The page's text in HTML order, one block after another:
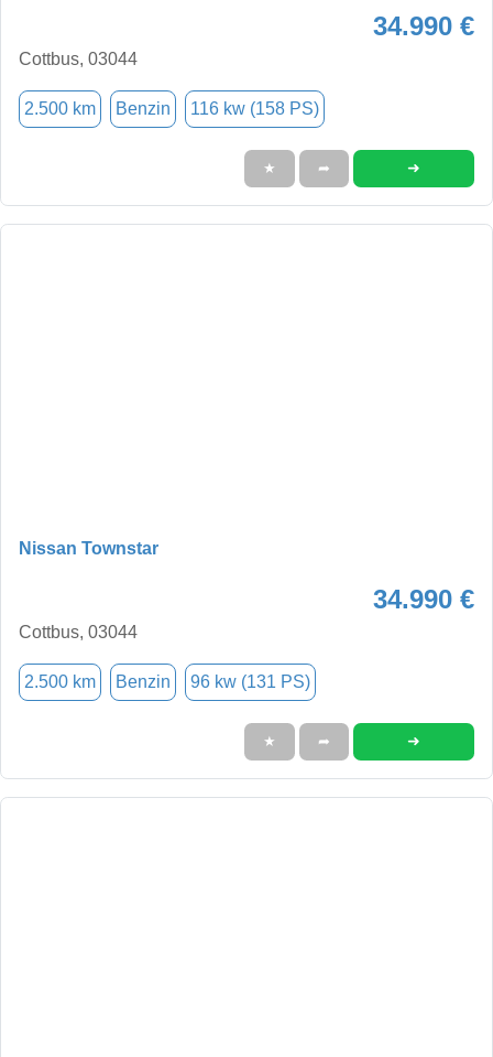
34.990 €
Cottbus, 03044
2.500 km Benzin 116 kw (158 PS)
★ ➦ ➜
Nissan Townstar
34.990 €
Cottbus, 03044
2.500 km Benzin 96 kw (131 PS)
★ ➦ ➜